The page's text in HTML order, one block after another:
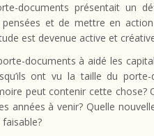
documents présentait un
et de mettre en
est devenue active et
documents à aidé les
ont vu la taille du
peut contenir cette chose?
années à venir? Quelle